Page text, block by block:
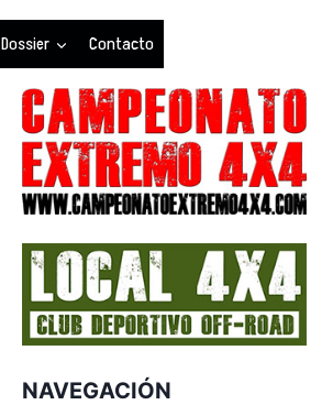
Dossier Contacto
NAVEGACIÓN